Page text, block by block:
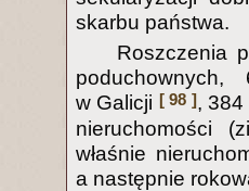
skarbu państwa.
Roszczenia
w Galicji [ 98 ],
nieruchomości
właśnie
a następnie